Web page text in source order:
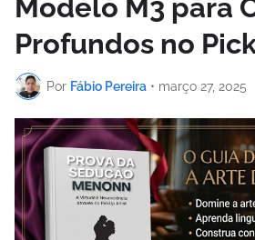
Modelo M3 para
Profundos no
Por Fábio Pereira • março 27, 2025